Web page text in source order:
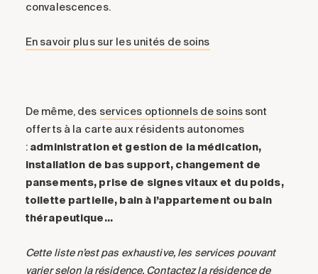
convalescences.
En savoir plus sur les unités de soins
De même, des services optionnels de soinssont
offerts à la carte aux résidents autonomes
: administration et gestion de la médication,
installation de bas support, changement de
pansements, prise de signes vitaux et du poids,
toilette partielle, bain à l’appartement ou bain
thérapeutique…
Cette liste n’est pas exhaustive, les services pouvant
varier selon la résidence. Contactez la résidence de